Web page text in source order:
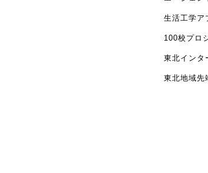
生活工学ア
100校プロ
東北インタ
東北地域先